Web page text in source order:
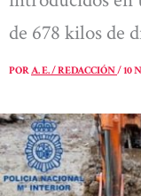
de 678 kilos de
PORA. E. / REDACCIÓN/10